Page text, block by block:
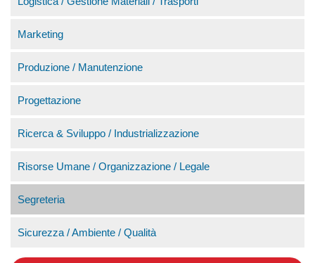
Marketing
Produzione / Manutenzione
Progettazione
Ricerca & Sviluppo / Industrializzazione
Risorse Umane / Organizzazione / Legale
Segreteria
Sicurezza / Ambiente / Qualità